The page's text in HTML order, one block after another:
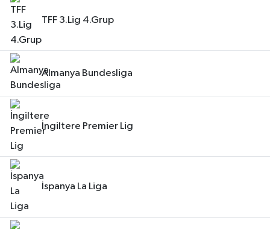
TFF 3.Lig 4.Grup
Almanya Bundesliga
İngiltere Premier Lig
İspanya La Liga